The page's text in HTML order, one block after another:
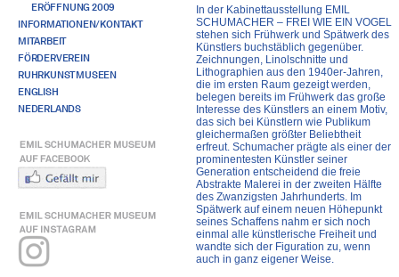
ERÖFFNUNG 2009
INFORMATIONEN/KONTAKT
MITARBEIT
FÖRDERVEREIN
RUHRKUNSTMUSEEN
ENGLISH
NEDERLANDS
In der Kabinettausstellung EMIL
SCHUMACHER – FREI WIE EIN VOGEL
stehen sich Frühwerk und Spätwerk des
Künstlers buchstäblich gegenüber.
Zeichnungen, Linolschnitte und
Lithographien aus den 1940er-Jahren,
die im ersten Raum gezeigt werden,
belegen bereits im Frühwerk das große
Interesse des Künstlers an einem Motiv,
das sich bei Künstlern wie Publikum
gleichermaßen größter Beliebtheit
erfreut. Schumacher prägte als einer der
prominentesten Künstler seiner
Generation entscheidend die freie
Abstrakte Malerei in der zweiten Hälfte
des Zwanzigsten Jahrhunderts. Im
Spätwerk auf einem neuen Höhepunkt
seines Schaffens nahm er sich noch
einmal alle künstlerische Freiheit und
wandte sich der Figuration zu, wenn
auch in ganz eigener Weise.